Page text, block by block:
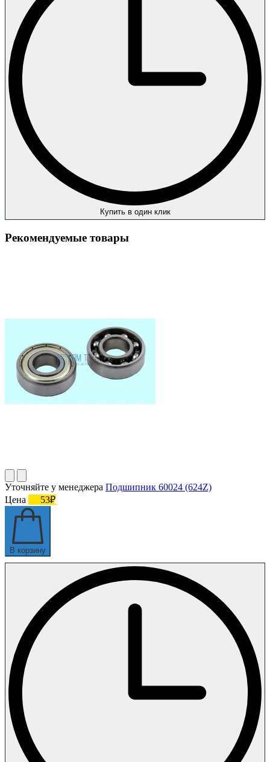
Купить в один клик
Рекомендуемые товары
Уточняйте у менеджера Подшипник 60024 (624Z)
Цена
53₽
В корзину